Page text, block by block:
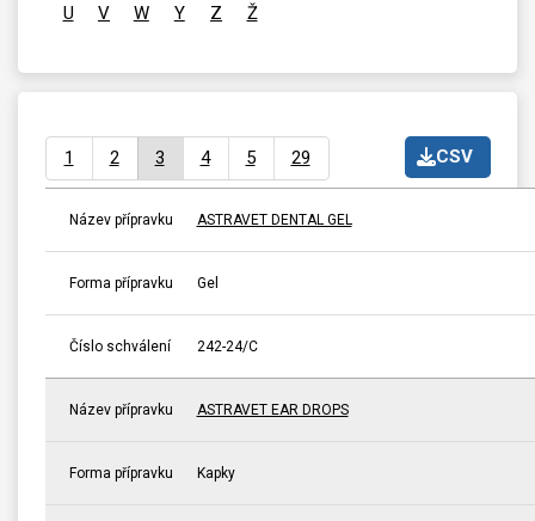
U
V W Y Z Ž
CSV
1 2 3 4 5 29
Název přípravku ASTRAVET DENTAL GEL
Forma přípravku Gel
Číslo schválení 242-24/C
Název přípravku ASTRAVET EAR DROPS
Forma přípravku Kapky